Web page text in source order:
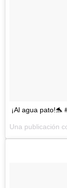
¡Al agua pato!🐬
Una publicación